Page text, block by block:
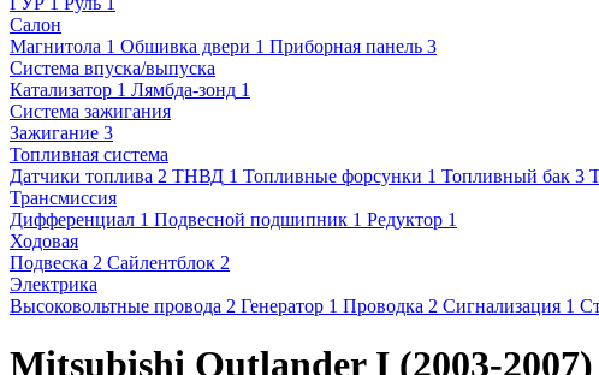
Салон
Магнитола 1 Обшивка двери 1 Приборная панель 3
Система впуска/выпуска
Катализатор 1 Лямбда-зонд 1
Система зажигания
Зажигание 3
Топливная система
Датчики топлива 2 ТНВД 1 Топливные форсунки 1 Топливный бак 3
Трансмиссия
Дифференциал 1 Подвесной подшипник 1 Редуктор 1
Ходовая
Подвеска 2 Сайлентблок 2
Электрика
Высоковольтные провода 2 Генератор 1 Проводка 2 Сигнализация 1
Mitsubishi Outlander I (2003-